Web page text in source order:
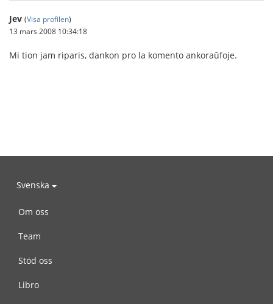
Jev (Visa profilen)
13 mars 2008 10:34:18
Mi tion jam riparis, dankon pro la komento ankoraŭfoje.
Svenska
Om oss
Team
Stöd oss
Libro